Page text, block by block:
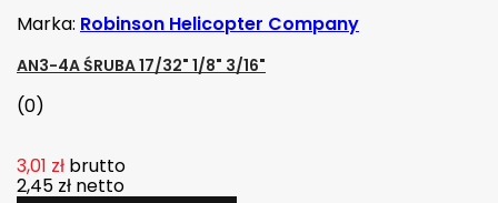
Marka: Robinson Helicopter Company
AN3-4A ŚRUBA 17/32" 1/8" 3/16"
(0)
3,01 zł brutto
2,45 zł netto